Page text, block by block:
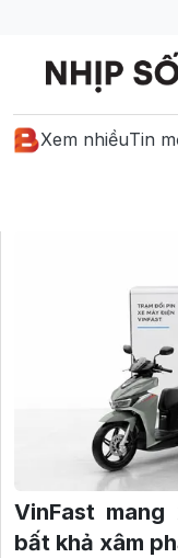
Xem nhiềuTin
VinFast
bất khả xâm